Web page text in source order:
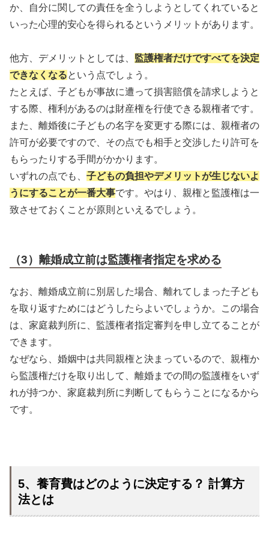
か、自分に関しての責任を全うしようとしてくれていると
いった心理的安心を得られるというメリットがあります。
他方、デメリットとしては、 監護権者だけですべてを決定
できなくなるという点でしょう。
たとえば、子どもが事故に遭って損害賠償を請求しようと
する際、権利があるのは財産権を行使できる親権者です。
また、離婚後に子どもの名字を変更する際には、親権者の
許可が必要ですので、その点でも相手と交渉したり許可を
もらったりする手間がかかります。
いずれの点でも、 子どもの負担やデメリットが生じないよ
うにすることが一番大事です。やはり、親権と監護権は一
致させておくことが原則といえるでしょう。
（3）離婚成立前は監護権者指定を求める
なお、離婚成立前に別居した場合、離れてしまった子ども
を取り返すためにはどうしたらよいでしょうか。この場合
は、家庭裁判所に、監護権者指定審判を申し立てることが
できます。
なぜなら、婚姻中は共同親権と決まっているので、親権か
ら監護権だけを取り出して、離婚までの間の監護権をいず
れが持つか、家庭裁判所に判断してもらうことになるから
です。
5、養育費はどのように決定する？ 計算方
法とは